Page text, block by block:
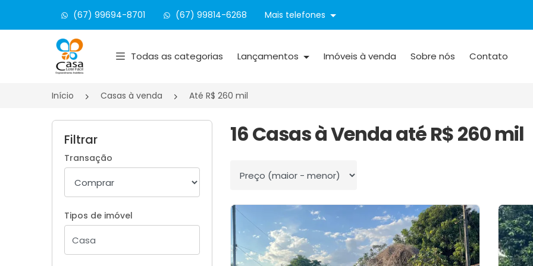
(67) 99694-8701 (67) 99814-6268 Mais telefones
Página inicial
Todas as categorias Lançamentos Imóveis à venda Sobre nós Contato
Início Casas à venda Até R$ 260 mil
Filtrar
Transação
Tipos de imóvel
16 Casas à Venda até R$ 260 mil
Ordenar por